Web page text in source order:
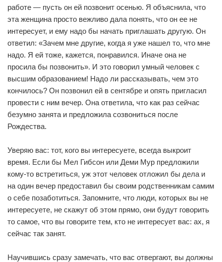
работе — пусть он ей позвонит осенью. Я объяснила, что
эта женщина просто вежливо дала понять, что он ее не
интересует, и ему надо бы начать приглашать другую. Он
ответил: «Зачем мне другие, когда я уже нашел то, что мне
надо. Я ей тоже, кажется, понравился. Иначе она не
просила бы позвонить». И это говорил умный человек с
высшим образованием! Надо ли рассказывать, чем это
кончилось? Он позвонил ей в сентябре и опять пригласил
провести с ним вечер. Она ответила, что как раз сейчас
безумно занята и предложила созвониться после
Рождества.
Уверяю вас: тот, кого вы интересуете, всегда выкроит
время. Если бы Мел Гибсон или Деми Мур предложили
кому-то встретиться, уж этот человек отложил бы дела и
на один вечер предоставил бы своим родственникам самим
о себе позаботиться. Запомните, что люди, которых вы не
интересуете, не скажут об этом прямо, они будут говорить
то самое, что вы говорите тем, кто не интересует вас: ах, я
сейчас так занят.
Научившись сразу замечать, что вас отвергают, вы должны